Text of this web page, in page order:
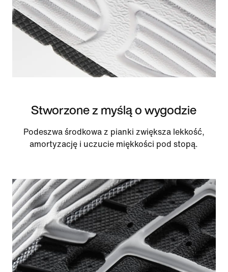
Stworzone z myślą o wygodzie
Podeszwa środkowa z pianki zwiększa lekkość,
amortyzację i uczucie miękkości pod stopą.